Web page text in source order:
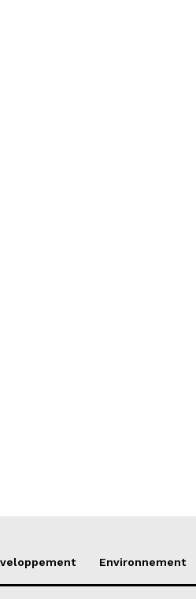
Environnement